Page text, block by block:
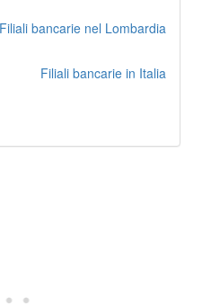
Filiali bancarie nel Lombardia
Filiali bancarie in Italia